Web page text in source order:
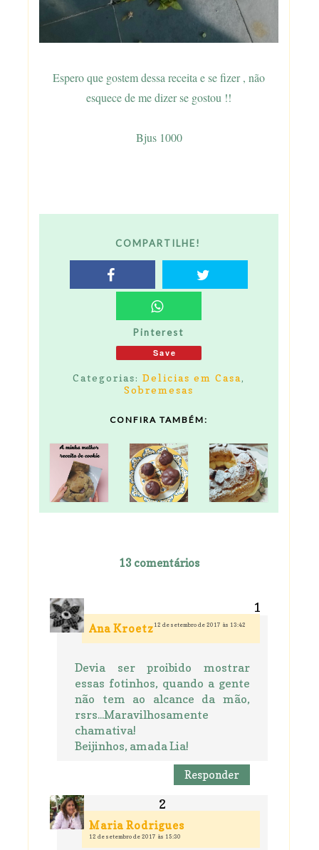
Espero que gostem dessa receita e se fizer , não
esquece de me dizer se gostou !!
Bjus 1000
COMPARTILHE!
Pinterest
Save
Categorias: Delicias em Casa,
Sobremesas
CONFIRA TAMBÉM:
13 comentários
Ana Kroetz 12 de setembro de 2017 às 13:42
Devia ser proibido mostrar
essas fotinhos, quando a gente
não tem ao alcance da mão,
rsrs...Maravilhosamente
chamativa!
Beijinhos, amada Lia!
Responder
Maria Rodrigues
12 de setembro de 2017 às 15:30